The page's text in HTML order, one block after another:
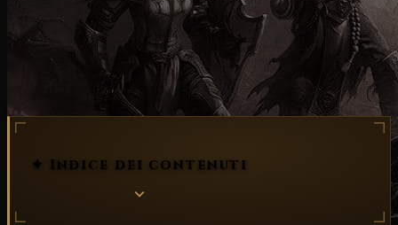
data di uscita
✦ Indice dei contenuti